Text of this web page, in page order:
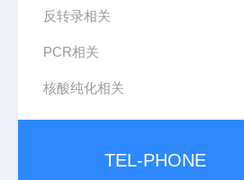
反转录相关
PCR相关
核酸纯化相关
TEL-PHONE